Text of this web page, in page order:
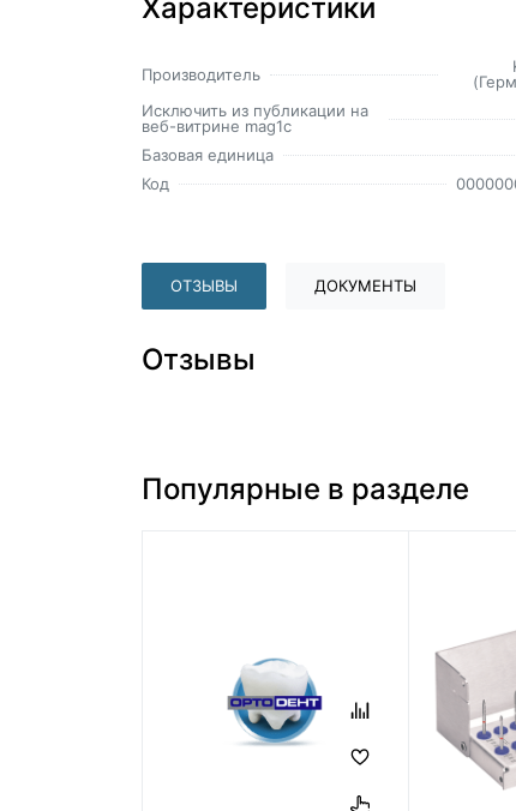
Характеристики
Производитель
Исключить из публикации на
веб-витрине mag1c
Базовая единица
Код
ОТЗЫВЫ ДОКУМЕНТЫ
Отзывы
Популярные в разделе